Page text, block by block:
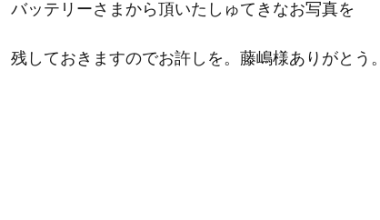
バッテリーさまから頂いたしゅてきなお写真を
残しておきますのでお許しを。藤嶋様ありがとう。